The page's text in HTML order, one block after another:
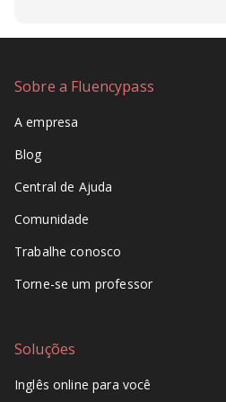
Sobre a Fluencypass
A empresa
Blog
Central de Ajuda
Comunidade
Trabalhe conosco
Torne-se um professor
Soluções
Inglês online para você